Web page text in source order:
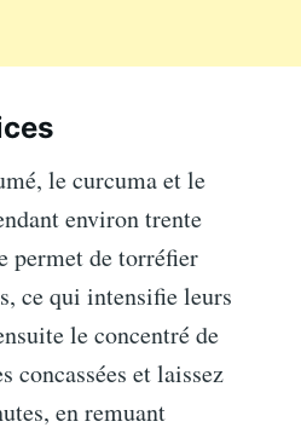
le curcuma et le
environ trente
permet de torréfier
ce qui intensifie leurs
le concentré de
concassées et laissez
en remuant